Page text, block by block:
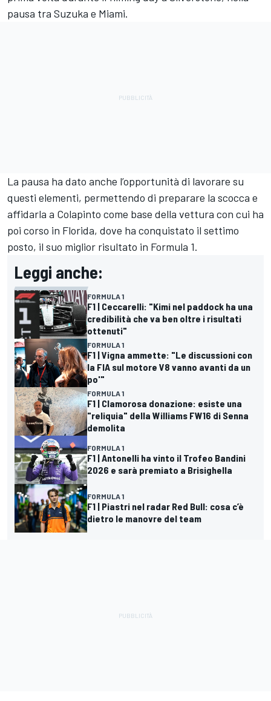
pausa tra Suzuka e Miami.
La pausa ha dato anche l’opportunità di lavorare su
questi elementi, permettendo di preparare la scocca e
affidarla a Colapinto come base della vettura con cui ha
poi corso in Florida, dove ha conquistato il settimo
posto, il suo miglior risultato in Formula 1.
Leggi anche:
FORMULA 1
F1 | Ceccarelli: "Kimi nel paddock ha una
credibilità che va ben oltre i risultati
ottenuti"
FORMULA 1
F1 | Vigna ammette: "Le discussioni con
la FIA sul motore V8 vanno avanti da un
po'"
FORMULA 1
F1 | Clamorosa donazione: esiste una
"reliquia" della Williams FW16 di Senna
demolita
FORMULA 1
F1 | Antonelli ha vinto il Trofeo Bandini
2026 e sarà premiato a Brisighella
FORMULA 1
F1 | Piastri nel radar Red Bull: cosa c’è
dietro le manovre del team